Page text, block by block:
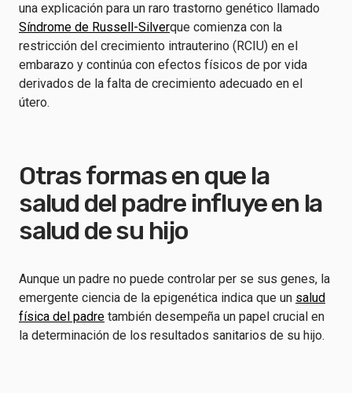
una explicación para un raro trastorno genético llamado
Síndrome de Russell-Silverque comienza con la
restricción del crecimiento intrauterino (RCIU) en el
embarazo y continúa con efectos físicos de por vida
derivados de la falta de crecimiento adecuado en el
útero.
Otras formas en que la
salud del padre influye en la
salud de su hijo
Aunque un padre no puede controlar per se sus genes, la
emergente ciencia de la epigenética indica que un salud
física del padre también desempeña un papel crucial en
la determinación de los resultados sanitarios de su hijo.